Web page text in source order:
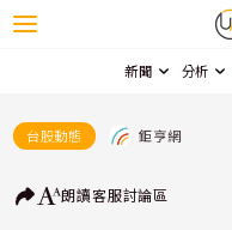
新聞 分析
台股動態 鉅亨網
朗讀客服討論區